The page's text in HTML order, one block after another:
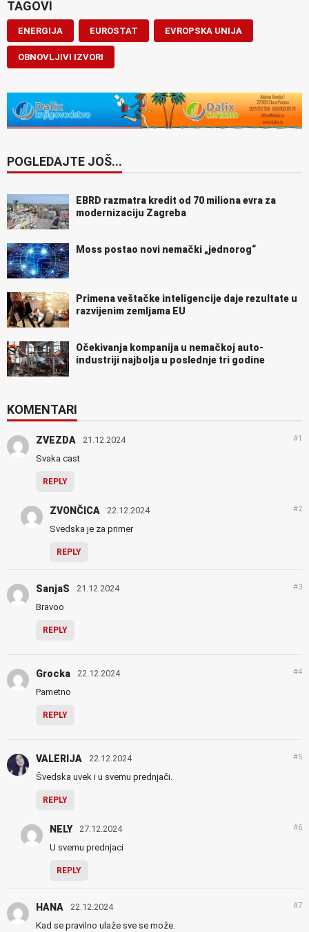
TAGOVI
ENERGIJA EUROSTAT EVROPSKA UNIJA
OBNOVLJIVI IZVORI
POGLEDAJTE JOŠ...
EBRD razmatra kredit od 70 miliona evra za
modernizaciju Zagreba
Moss postao novi nemački „jednorog“
Primena veštačke inteligencije daje rezultate u
razvijenim zemljama EU
Očekivanja kompanija u nemačkoj auto-
industriji najbolja u poslednje tri godine
KOMENTARI
ZVEZDA 21.12.2024 #1
Svaka cast
REPLY
ZVONČICA 22.12.2024 #2
Svedska je za primer
REPLY
SanjaS 21.12.2024 #3
Bravoo
REPLY
Grocka 22.12.2024 #4
Pametno
REPLY
VALERIJA 22.12.2024 #5
Švedska uvek i u svemu prednjači.
REPLY
NELY 27.12.2024 #6
U svemu prednjaci
REPLY
HANA 22.12.2024 #7
Kad se pravilno ulaže sve se može.